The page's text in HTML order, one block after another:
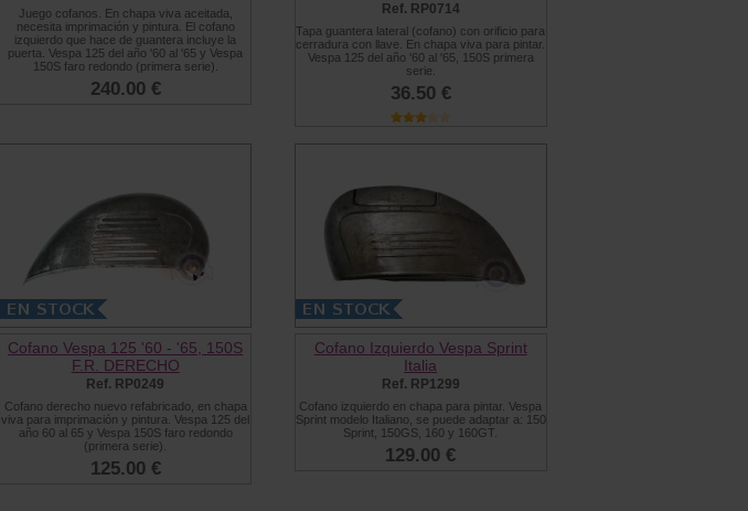
Juego cofanos. En chapa viva aceitada,
necesita imprimación y pintura. El cofano
izquierdo que hace de guantera incluye la
puerta. Vespa 125 del año '60 al '65 y Vespa
150S faro redondo (primera serie).
240.00 €
Ref. RP0714
Tapa guantera lateral (cofano) con orificio para
cerradura con llave. En chapa viva para pintar.
Vespa 125 del año '60 al '65, 150S primera
serie.
36.50 €
Cofano Vespa 125 '60 - '65, 150S
F.R. DERECHO
Ref. RP0249
Cofano derecho nuevo refabricado, en chapa
viva para imprimación y pintura. Vespa 125 del
año 60 al 65 y Vespa 150S faro redondo
(primera serie).
125.00 €
Cofano Izquierdo Vespa Sprint
Italia
Ref. RP1299
Cofano izquierdo en chapa para pintar. Vespa
Sprint modelo Italiano, se puede adaptar a: 150
Sprint, 150GS, 160 y 160GT.
129.00 €